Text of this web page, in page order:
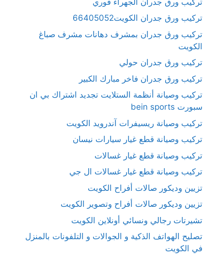
تركيب ورق جدران الكويت66405052
تركيب ورق جدران بمشرف دهانات مشرف صباغ
الكويت
تركيب ورق جدران حولي
تركيب ورق جدران فاخر مبارك الكبير
تركيب وصيانة أنظمة الستلايت تجديد اشتراك بي ان
سبورت bein sports
تركيب وصيانة ريسيفرات آندرويد الكويت
تركيب وصيانة قطع غيار سيارات نيسان
تركيب وصيانة قطع غيار غسالات
تركيب وصيانة قطع غيار غسالات ال جي
تزيين وديكور صالات أفراح الكويت
تزيين وديكور صالات أفراح وتصوير الكويت
تشيرتات رجالي ونسائي أونلاين الكويت
تصليح الهواتف الذكية و الجوالات و التلفونات بالمنزل
في الكويت